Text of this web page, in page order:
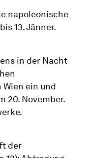
napoleonische
13. Jänner.
in der Nacht
ein und
20. November.
der